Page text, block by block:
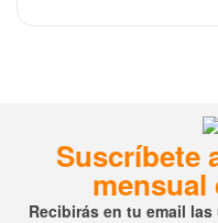
Suscríbete
mensual
Recibirás en tu email